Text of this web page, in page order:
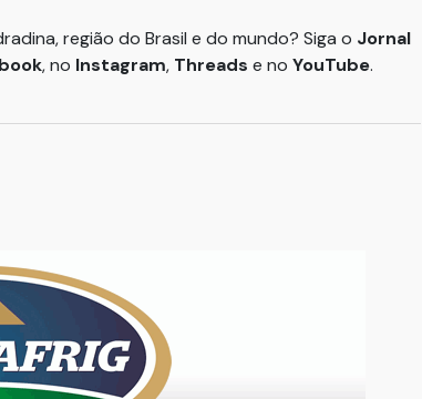
região do Brasil e do mundo? Siga o Jornal
, no Instagram, Threads e no YouTube.